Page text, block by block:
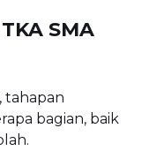
SMA
tahapan
bagian, baik